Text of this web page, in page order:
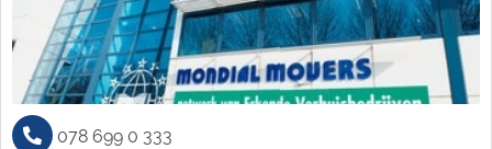
078 699 0 333